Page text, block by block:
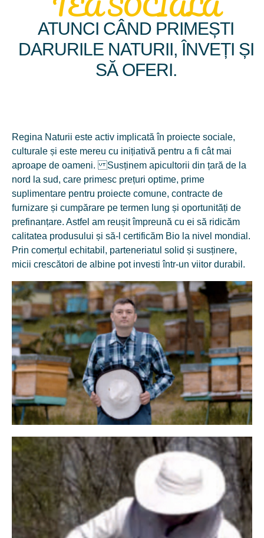
Export Cu Germania, Italia,
Olanda Pentru Exportul La
Vrac.
Extinderea geografică a fost asigurată totalmente de capacitatea
ansamblu au îmbunătățit productivitatea și au dublat capacitatea
de producere.
2020
Un Nou Ambalaj, O Nouă
Etichetă Și Lansarea
Magazinului Online
Din 2020 asigurăm cu un singur click livrarea mierii naturale pe
întreg teritoriul Țării. M E L O N Y A Raw Honey™ - marca
comercială premium creată exclusiv pentru piața externă, a fost
apreciată cu numeroase premii la concursul internațional din
Marea Britanie- London Honey Awards chiar din primul an de
lansare. Apariția produselor noi a solicitat cantități și mai mari
de îmbuteliere. Astfel, pentru a acoperi cererea am procurat un
echipament performant cu o capacitate de producere de circa 6
000 - 10 000 de borcane pe zi. Odată cu instalarea panourilor
fotovoltaice, fabrica a început să producă 100% energie
regenerabilă, fapt ce paralel ne-a oferit statutul de unica
ATUNCI CÂND PRIMEȘTI
DARURILE NATURII, ÎNVEȚI ȘI
SĂ OFERI.
Regina Naturii este activ implicată în proiecte sociale,
culturale și este mereu cu inițiativă pentru a fi cât mai
aproape de oameni. Susținem apicultorii din țară de la
nord la sud, care primesc prețuri optime, prime
suplimentare pentru proiecte comune, contracte de
furnizare și cumpărare pe termen lung și oportunități de
prefinanțare. Astfel am reușit împreună cu ei să ridicăm
calitatea produsului și să-l certificăm Bio la nivel mondial.
Prin comerțul echitabil, parteneriatul solid și susținere,
micii crescători de albine pot investi într-un viitor durabil.